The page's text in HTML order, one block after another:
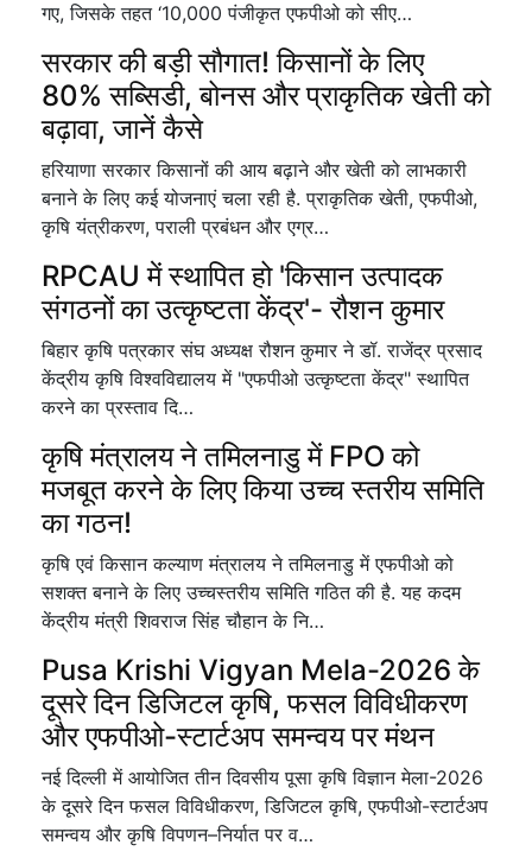
गए, जिसके तहत ‘10,000 पंजीकृत एफपीओ को सीए…
सरकार की बड़ी सौगात! किसानों के लिए
80% सब्सिडी, बोनस और प्राकृतिक खेती को
बढ़ावा, जानें कैसे
हरियाणा सरकार किसानों की आय बढ़ाने और खेती को लाभकारी
बनाने के लिए कई योजनाएं चला रही है. प्राकृतिक खेती, एफपीओ,
कृषि यंत्रीकरण, पराली प्रबंधन और एग्र…
RPCAU में स्थापित हो 'किसान उत्पादक
संगठनों का उत्कृष्टता केंद्र'- रौशन कुमार
बिहार कृषि पत्रकार संघ अध्यक्ष रौशन कुमार ने डॉ. राजेंद्र प्रसाद
केंद्रीय कृषि विश्वविद्यालय में "एफपीओ उत्कृष्टता केंद्र" स्थापित
करने का प्रस्ताव दि…
कृषि मंत्रालय ने तमिलनाडु में FPO को
मजबूत करने के लिए किया उच्च स्तरीय समिति
का गठन!
कृषि एवं किसान कल्याण मंत्रालय ने तमिलनाडु में एफपीओ को
सशक्त बनाने के लिए उच्चस्तरीय समिति गठित की है. यह कदम
केंद्रीय मंत्री शिवराज सिंह चौहान के नि…
Pusa Krishi Vigyan Mela-2026 के
दूसरे दिन डिजिटल कृषि, फसल विविधीकरण
और एफपीओ-स्टार्टअप समन्वय पर मंथन
नई दिल्ली में आयोजित तीन दिवसीय पूसा कृषि विज्ञान मेला-2026
के दूसरे दिन फसल विविधीकरण, डिजिटल कृषि, एफपीओ-स्टार्टअप
समन्वय और कृषि विपणन–निर्यात पर व…